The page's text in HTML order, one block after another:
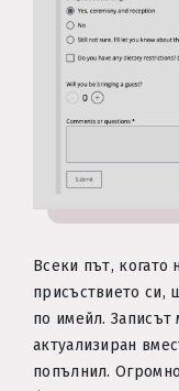
Всеки път, когато
присъствието си,
по имейл. Записът
актуализиран
попълнил.